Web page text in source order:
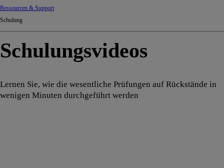
Ressourcen & Support
Schulung
Schulungsvideos
Lernen Sie, wie die wesentliche Prüfungen auf Rückstände in
wenigen Minuten durchgeführt werden